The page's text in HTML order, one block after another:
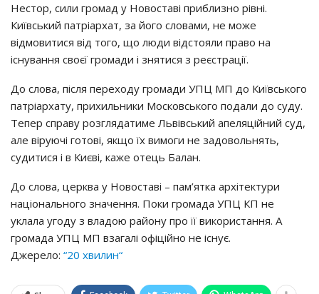
Нестор, сили громад у Новоставі приблизно рівні.
Київський патріархат, за його словами, не може
відмовитися від того, що люди відстояли право на
існування своєї громади і знятися з реєстрації.
До слова, після переходу громади УПЦ МП до Київського
патріархату, прихильники Московського подали до суду.
Тепер справу розглядатиме Львівський апеляційний суд,
але віруючі готові, якщо їх вимоги не задовольнять,
судитися і в Києві, каже отець Балан.
До слова, церква у Новоставі – пам’ятка архітектури
національного значення. Поки громада УПЦ КП не
уклала угоду з владою району про її використання. А
громада УПЦ МП взагалі офіційно не існує.
Джерело: “20 хвилин“